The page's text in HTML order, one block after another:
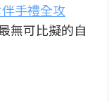
手禮全攻
無可比擬的自